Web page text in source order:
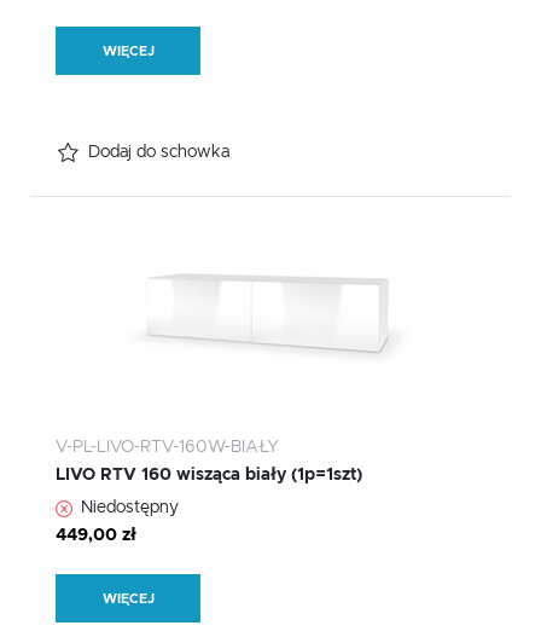
WIĘCEJ
Dodaj do schowka
V-PL-LIVO-RTV-160W-BIAŁY
LIVO RTV 160 wisząca biały (1p=1szt)
Niedostępny
449,00 zł
WIĘCEJ